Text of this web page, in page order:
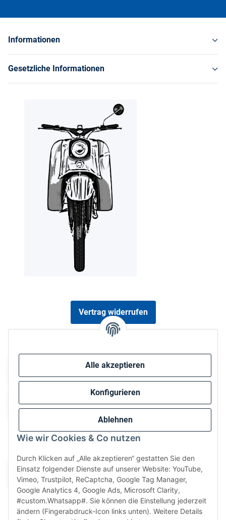
Alle akzeptieren
Konfigurieren
Ablehnen
Wie wir Cookies & Co nutzen
Durch Klicken auf „Alle akzeptieren“ gestatten Sie den
Einsatz folgender Dienste auf unserer Website: YouTube,
Vimeo, Trustpilot, ReCaptcha, Google Tag Manager,
Google Analytics 4, Google Ads, Microsoft Clarity,
#custom.Whatsapp#. Sie können die Einstellung jederzeit
ändern (Fingerabdruck-Icon links unten). Weitere Details
Informationen
Gesetzliche Informationen
Vertrag widerrufen
Wir versenden via: